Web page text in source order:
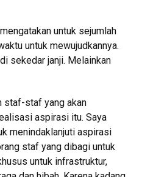
untuk sejumlah
untuk mewujudkannya.
sekedar janji. Melainkan
staf-staf yang akan
aspirasi itu. Saya
menindaklanjuti aspirasi
staf yang dibagi untuk
untuk infrastruktur,